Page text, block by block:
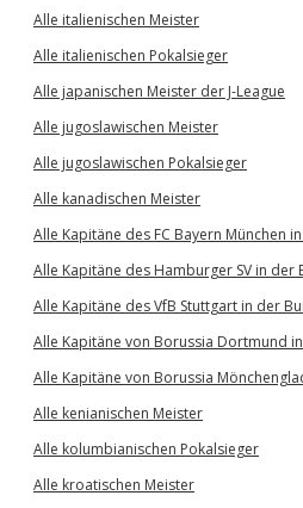
Alle italienischen Meister
Alle italienischen Pokalsieger
Alle japanischen Meister der J-League
Alle jugoslawischen Meister
Alle jugoslawischen Pokalsieger
Alle kanadischen Meister
Alle Kapitäne des FC Bayern München
Alle Kapitäne des Hamburger SV in der
Alle Kapitäne des VfB Stuttgart in der
Alle Kapitäne von Borussia Dortmund
Alle Kapitäne von Borussia
Alle kenianischen Meister
Alle kolumbianischen Pokalsieger
Alle kroatischen Meister